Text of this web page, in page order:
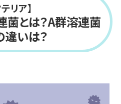
リア】
菌とは？A群溶連菌
違いは？